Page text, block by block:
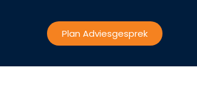
Plan Adviesgesprek